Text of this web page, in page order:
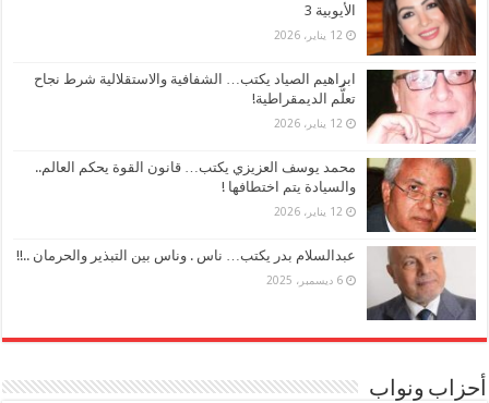
الأيوبية 3
12 يناير، 2026
ابراهيم الصياد يكتب… الشفافية والاستقلالية شرط نجاح
تعلُّم الديمقراطية!
12 يناير، 2026
محمد يوسف العزيزي يكتب… قانون القوة يحكم العالم..
والسيادة يتم اختطافها !
12 يناير، 2026
عبدالسلام بدر يكتب… ناس . وناس بين التبذير والحرمان ..!!
6 ديسمبر، 2025
أحزاب ونواب